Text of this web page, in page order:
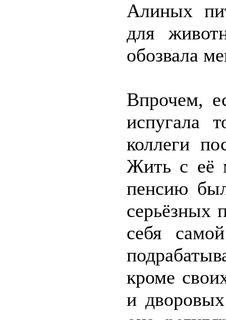
Алиных
для
обозвала
Впрочем,
испугала
коллеги
Жить с её
пенсию
серьёзных
себя
кроме
и